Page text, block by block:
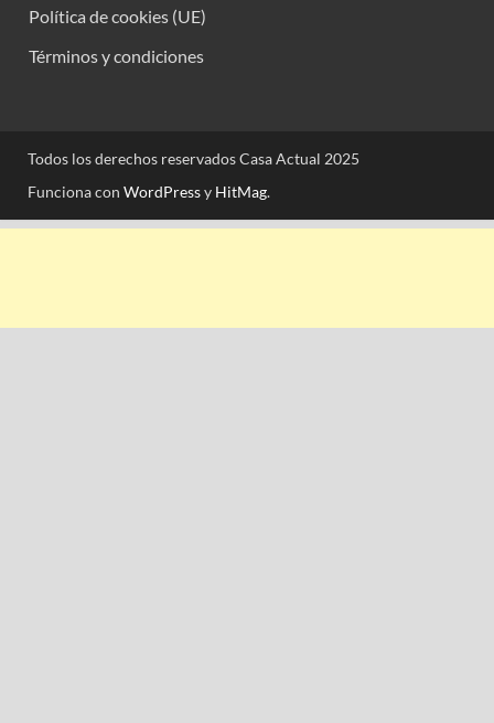
Política de cookies (UE)
Términos y condiciones
Todos los derechos reservados Casa Actual 2025
Funciona con WordPressy HitMag.